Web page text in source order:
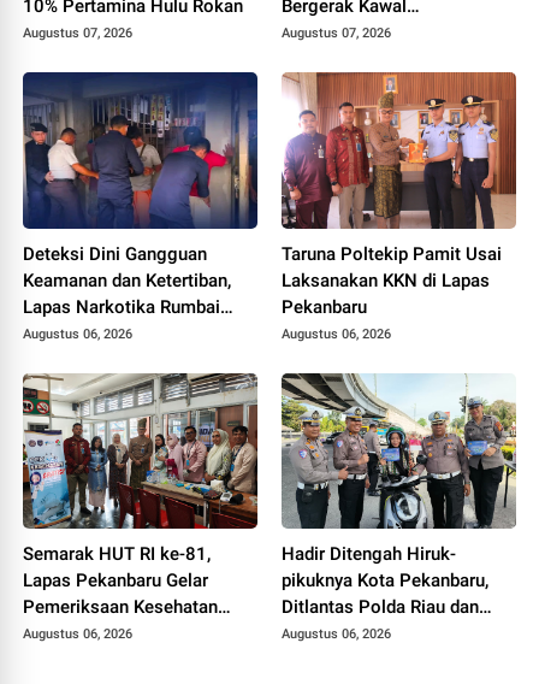
10% Pertamina Hulu Rokan
Augustus 07, 2026
Bergerak Kawal
Swasembada Pangan
Augustus 07, 2026
Deteksi Dini Gangguan
Keamanan dan Ketertiban,
Lapas Narkotika Rumbai
Gelar Razia Rutin Blok
Augustus 06, 2026
Taruna Poltekip Pamit Usai
Laksanakan KKN di Lapas
Pekanbaru
Augustus 06, 2026
Semarak HUT RI ke-81,
Lapas Pekanbaru Gelar
Pemeriksaan Kesehatan
Gratis untuk Warga Binaan
Augustus 06, 2026
Hadir Ditengah Hiruk-
pikuknya Kota Pekanbaru,
Ditlantas Polda Riau dan
Polantas KARIB Kobarkan
Augustus 06, 2026